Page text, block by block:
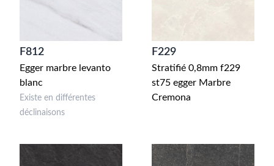
F812
Egger marbre levanto
blanc
Existe en différentes
déclinaisons
F229
Stratifié 0,8mm f229
st75 egger Marbre
Cremona